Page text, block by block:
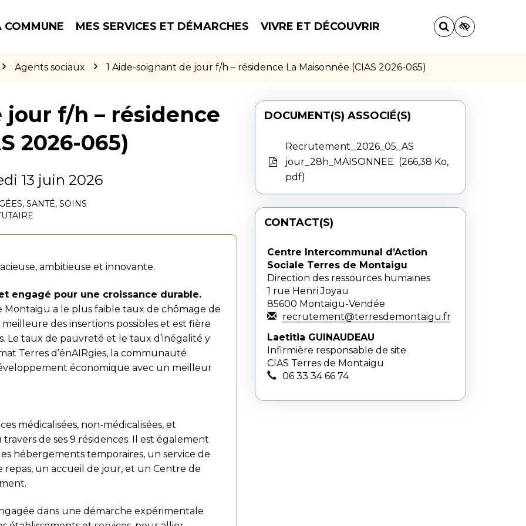
COMMUNE MES SERVICES ET DÉMARCHES VIVRE ET DÉCOUVRIR
Agents sociaux 1 Aide-soignant de jour f/h – résidence La Maisonnée (CIAS 2026-065)
f/h – résidence
2026-065)
13 juin 2026
, SANTÉ, SOINS
ambitieuse et innovante.
engagé pour une croissance durable.
Montaigu a le plus faible taux de chômage de
des insertions possibles et est fière
taux de pauvreté et le taux d’inégalité y
Terres d’énAIRgies, la communauté
économique avec un meilleur
médicalisées, non-médicalisées, et
de ses 9 résidences. Il est également
hébergements temporaires, un service de
repas, un accueil de jour, et un Centre de
dans une démarche expérimentale
DOCUMENT(S) ASSOCIÉ(S)
Recrutement_2026_05_AS
jour_28h_MAISONNEE
266,38 Ko,
pdf
CONTACT(S)
Centre Intercommunal d’Action
Sociale Terres de Montaigu
Direction des ressources humaines
1 rue Henri Joyau
85600 Montaigu-Vendée
recrutement@terresdemontaigu.fr
Laetitia GUINAUDEAU
Infirmière responsable de site
CIAS Terres de Montaigu
06 33 34 66 74